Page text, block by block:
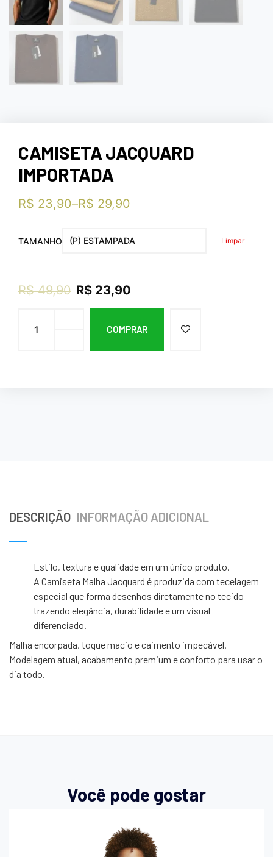
CAMISETA JACQUARD
IMPORTADA
R$ 23,90–R$ 29,90
TAMANHO Limpar
R$49,90 R$ 23,90
COMPRAR
DESCRIÇÃO INFORMAÇÃO ADICIONAL
Estilo, textura e qualidade em um único produto.
A Camiseta Malha Jacquard é produzida com tecelagem
especial que forma desenhos diretamente no tecido —
trazendo elegância, durabilidade e um visual
diferenciado.
Malha encorpada, toque macio e caimento impecável.
Modelagem atual, acabamento premium e conforto para usar o
dia todo.
Você pode gostar